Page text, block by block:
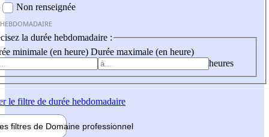
Non renseignée
la durée hebdomadaire :
minimale (en heure) Durée maximale (en heure)
heures
le filtre de durée hebdomadaire
filtres de Domaine professionnel